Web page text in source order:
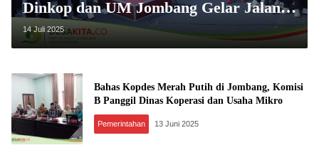
Dinkop dan UM Jombang Gelar Jalan
Sehat
14 Juli 2025
Bahas Kopdes Merah Putih di Jombang, Komisi
B Panggil Dinas Koperasi dan Usaha Mikro
Pemerintahan 13 Juni 2025